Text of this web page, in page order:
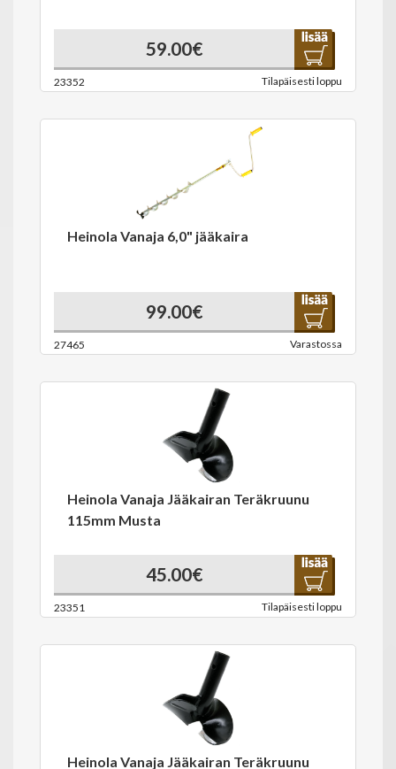
59.00€
23352 Tilapäisesti loppu
Heinola Vanaja 6,0" jääkaira
99.00€
27465 Varastossa
Heinola Vanaja Jääkairan Teräkruunu
115mm Musta
45.00€
23351 Tilapäisesti loppu
Heinola Vanaja Jääkairan Teräkruunu